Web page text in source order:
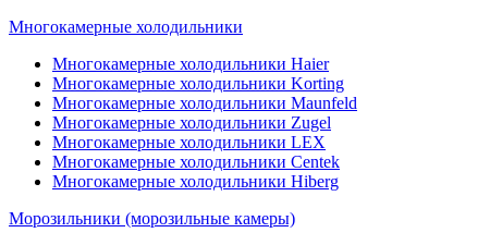
Многокамерные холодильники
Многокамерные холодильники Haier
Многокамерные холодильники Korting
Многокамерные холодильники Maunfeld
Многокамерные холодильники Zugel
Многокамерные холодильники LEX
Многокамерные холодильники Centek
Многокамерные холодильники Hiberg
Морозильники (морозильные камеры)